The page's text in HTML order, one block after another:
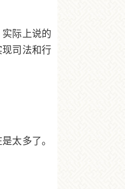
际上说的
司法和行
太多了。